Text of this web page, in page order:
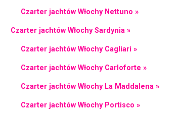
Czarter jachtów Włochy Nettuno »
Czarter jachtów Włochy Sardynia »
Czarter jachtów Włochy Cagliari »
Czarter jachtów Włochy Carloforte »
Czarter jachtów Włochy La Maddalena »
Czarter jachtów Włochy Portisco »